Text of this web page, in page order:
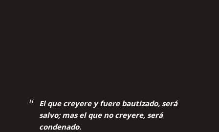
El que creyere y fuere bautizado, será
salvo; mas el que no creyere, será
condenado.